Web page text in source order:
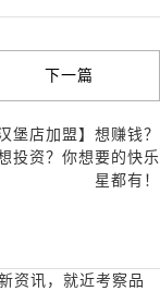
下一篇
堡店加盟】想赚钱？
投资？你想要的快乐
星都有！
资讯，就近考察品